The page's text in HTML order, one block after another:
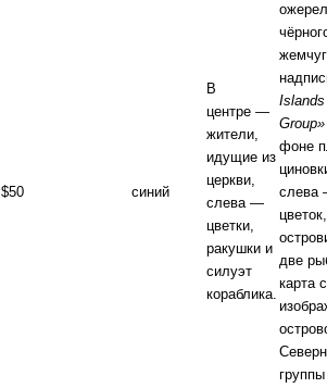
$50 синий
В
центре —
жители,
идущие из
церкви,
слева —
цветки,
ракушки и
силуэт
кораблика.
Islands
Group»
фоне
слева
две
карта с
группы